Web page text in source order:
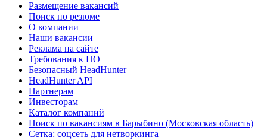
Размещение вакансий
Поиск по резюме
О компании
Наши вакансии
Реклама на сайте
Требования к ПО
Безопасный HeadHunter
HeadHunter API
Партнерам
Инвесторам
Каталог компаний
Поиск по вакансиям в Барыбино (Московская область)
Сетка: соцсеть для нетворкинга